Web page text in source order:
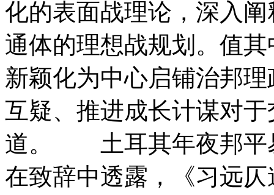
化的表面战理论，深入
通体的理想战规划。值
新颖化为中心启铺治邦
互疑、推进成长计谋对
道。 土耳其年夜邦平
在致辞中透露，《习远